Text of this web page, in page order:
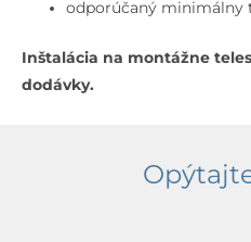
odporúčaný minimálny
Inštalácia na montážne
dodávky.